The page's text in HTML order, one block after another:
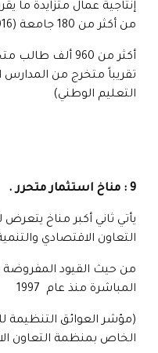
من أكثر من 180 جامعة (2016- CoHe)
أكثر من 960 ألف
التعليم الوطني)
9 : مناخ استثمار متحرر .
يأتي ثاني أكبر مناخ
التعاون الاقتصادي
من حيث القيود المفروضة
المباشرة منذ عام 1997
(مؤشر العوائق التنظيمة
الخاص بمنظمة التعاون